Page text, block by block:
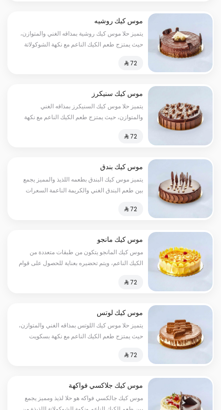
موس كيك روشيه
يتميز حلا موس كيك روشية بمذاقه الغني والمتوازن،
حيث يمتزج طعم الكيك الناعم مع نكهة الشوكولاتة
تنسى السعرات الحرارية:٢٠٠سعره حرارية
⁨⁦‪‬ 72⁩
موس كيك سنيكرز
يتميز حلا موس كيك السنيكرز بمذاقه الغني
والمتوازن، حيث يمتزج طعم الكيك الناعم مع نكهة
حرارية
⁨⁦‪‬ 72⁩
موس كيك بندق
يتميز موس كيك البندق بطعمه اللذيذ والمميز يجمع
بين طعم البندق الغني والكريمة الناعمة السعرات
⁨⁦‪‬ 72⁩
موس كيك مانجو
موس كيك المانجو يتكون من طبقات متعددة من
الكيك الناعم، ويتم تحضيره بعناية للحصول على قوام
يكمن في طبقة الفاكهة الطازجة والعصيرية من
⁨⁦‪‬ 72⁩
موس كيك لوتس
يتميز حلا موس كيك اللوتس بمذاقه الغني والمتوازن،
حيث يمتزج طعم الكيك الناعم مع نكهة بسكويت
الحرارية:١٣٠سعرة حرارية
⁨⁦‪‬ 72⁩
موس كيك جلاكسي فواكهة
موس كيك جالكسي فواكه هو حلا لذيذ ومميز يجمع